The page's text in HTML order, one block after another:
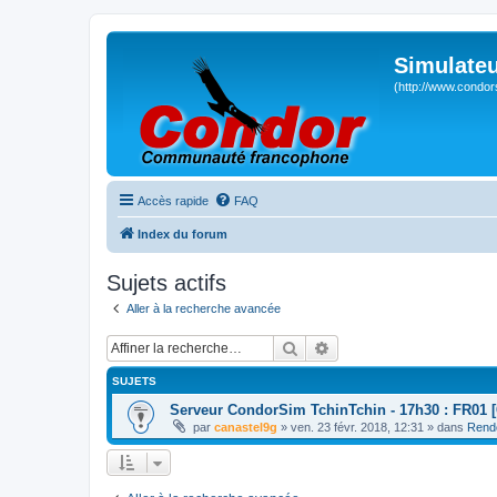
(http://
Accès rapide FAQ
Index du forum
Sujets actifs
Aller à la recherche avancée
Rechercher
SUJETS
Serveur CondorSim TchinTchin - 17h30 : FR01
par canastel9g » ven. 23 févr. 2018, 12:31 » dans